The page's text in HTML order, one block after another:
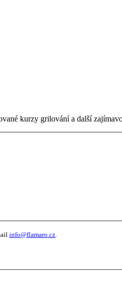
kurzy grilování a další
info@flamaro.cz.